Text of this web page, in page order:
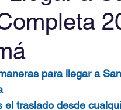
para llegar a
el traslado desde